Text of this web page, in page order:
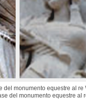
monumento equestre al
del monumento equestre al